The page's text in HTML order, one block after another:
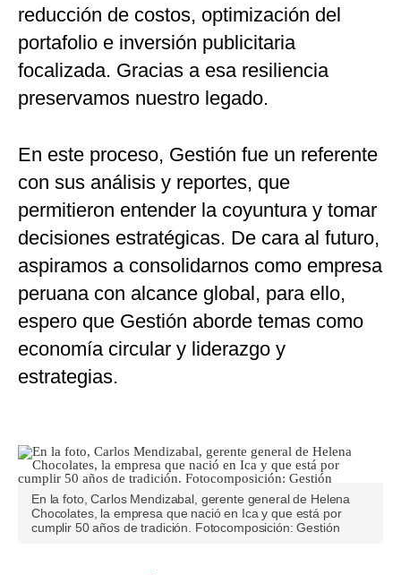
reducción de costos, optimización del
portafolio e inversión publicitaria
focalizada. Gracias a esa resiliencia
preservamos nuestro legado.
En este proceso, Gestión fue un referente
con sus análisis y reportes, que
permitieron entender la coyuntura y tomar
decisiones estratégicas. De cara al futuro,
aspiramos a consolidarnos como empresa
peruana con alcance global, para ello,
espero que Gestión aborde temas como
economía circular y liderazgo y
estrategias.
En la foto, Carlos Mendizabal, gerente general de Helena
Chocolates, la empresa que nació en Ica y que está por
cumplir 50 años de tradición. Fotocomposición: Gestión